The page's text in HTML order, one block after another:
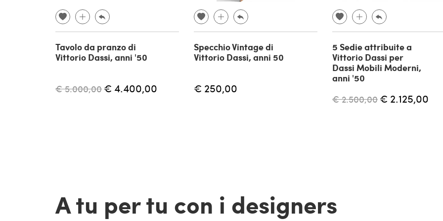
Tavolo da pranzo di
Vittorio Dassi, anni '50
€ 5.000,00 € 4.400,00
Specchio Vintage di
Vittorio Dassi, anni 50
€ 250,00
5 Sedie attribuite a
Vittorio Dassi per
Dassi Mobili Moderni,
anni '50
€ 2.500,00 € 2.125,00
A tu per tu con i designers